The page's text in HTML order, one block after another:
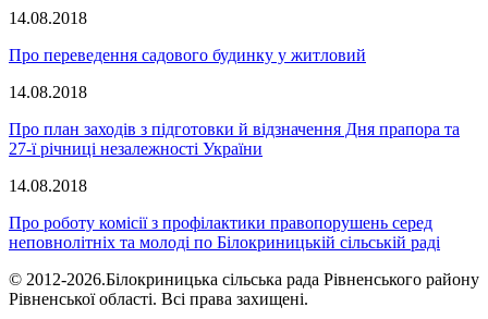
14.08.2018
Про переведення садового будинку у житловий
14.08.2018
Про план заходів з підготовки й відзначення Дня прапора та
27-ї річниці незалежності України
14.08.2018
Про роботу комісії з профілактики правопорушень серед
неповнолітніх та молоді по Білокриницькій сільській раді
© 2012-2026.Білокриницька сільська рада Рівненського району
Рівненської області. Всі права захищені.